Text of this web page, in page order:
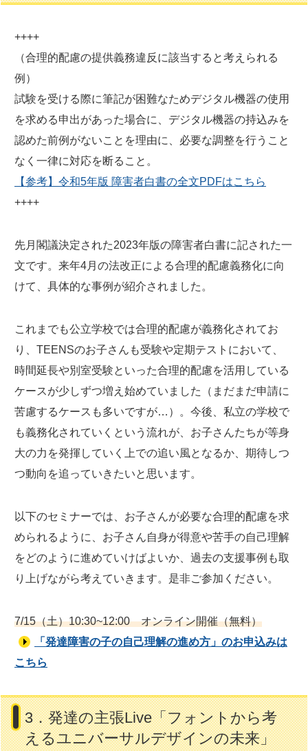
++++
（合理的配慮の提供義務違反に該当すると考えられる
例）
試験を受ける際に筆記が困難なためデジタル機器の使用
を求める申出があった場合に、デジタル機器の持込みを
認めた前例がないことを理由に、必要な調整を行うこと
なく一律に対応を断ること。
【参考】令和5年版 障害者白書の全文PDFはこちら
++++
先月閣議決定された2023年版の障害者白書に記された一
文です。来年4月の法改正による合理的配慮義務化に向
けて、具体的な事例が紹介されました。
これまでも公立学校では合理的配慮が義務化されてお
り、TEENSのお子さんも受験や定期テストにおいて、
時間延長や別室受験といった合理的配慮を活用している
ケースが少しずつ増え始めていました（まだまだ申請に
苦慮するケースも多いですが…）。今後、私立の学校で
も義務化されていくという流れが、お子さんたちが等身
大の力を発揮していく上での追い風となるか、期待しつ
つ動向を追っていきたいと思います。
以下のセミナーでは、お子さんが必要な合理的配慮を求
められるように、お子さん自身が得意や苦手の自己理解
をどのように進めていけばよいか、過去の支援事例も取
り上げながら考えていきます。 是非ご参加ください。
7/15（土）10:30~12:00 オンライン開催（無料）
「発達障害の子の自己理解の進め方」のお申込みは
こちら
3．発達の主張Live「フォントから考
えるユニバーサルデザインの未来」